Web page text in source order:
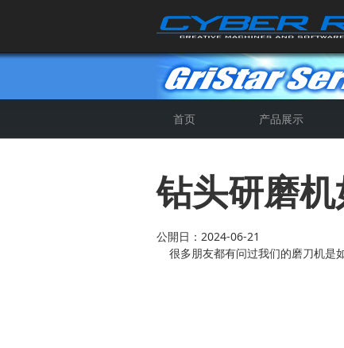
首页 产品展示
4轴全自动数控磨刀机
5轴CNC数控磨刀机
5轴SP数控磨刀机
全自动钻头钝化机
钻头研磨
公開日：2024-06-21
很多朋友都有问过我们的磨刀机是